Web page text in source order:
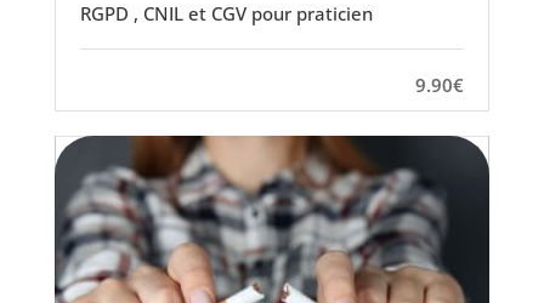
RGPD , CNIL et CGV pour praticien
9.90€